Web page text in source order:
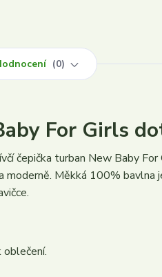
0
For Girls
čepička turban New Baby
Měkká 100% bavlna